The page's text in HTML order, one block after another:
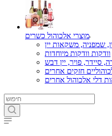
מוצרי אלכוהול כשרים
שמפניה, משקאות יין
וודקות וודקות מיוחדות
סיידר, פויר, יין דבש
חזקים אחרים
דלי אלכוהול אחרים